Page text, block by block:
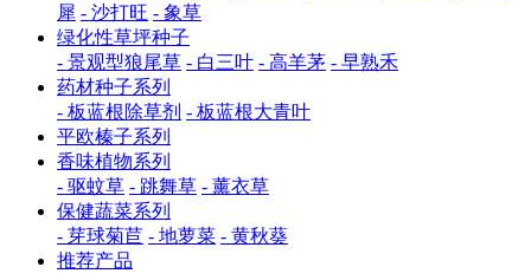
犀 - 沙打旺 - 象草
绿化性草坪种子
- 景观型狼尾草 - 白三叶 - 高羊茅 - 早熟禾
药材种子系列
- 板蓝根除草剂 - 板蓝根大青叶
平欧榛子系列
香味植物系列
- 驱蚊草 - 跳舞草 - 薰衣草
保健蔬菜系列
- 芽球菊苣 - 地萝菜 - 黄秋葵
推荐产品